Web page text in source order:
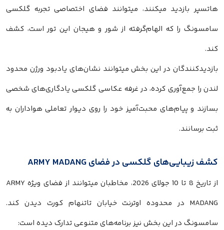
هاتسپر بازدید میکنند، میتوانند فضای اختصاصی تجربه گلکسی
سامسونگ را که الهام‌گرفته از شور و هیجان این تور است، کشف
کند.
بازدیدکنندگان در این بخش میتوانند نشان‌های یادبود ورژن محدود
لندن را جمع‌آوری کرده، در غرفه عکاسی گلکسی یادگاری‌های شخصی
بسازند و پیام‌های محبت‌آمیز خود را روی دیوار تعاملی هواداران به
ثبت برسانند.
کشف زیبایی‌های گلکسی در فضای ARMY MADANG
از تاریخ 8 تا 10 جولای 2026، مخاطبان میتوانند از فضای ویژه ARMY
MADANG در محدوده اوترنت خیابان تاتنهام کورت دیدن کند.
سامسونگ در این بخش نیز برنامه‌های متنوعی تدارک دیده است: